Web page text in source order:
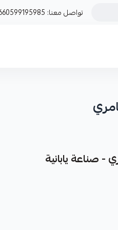
تواصل معنا:
صناعة يابانية
كقطعة غيار متينة وعالية الجودة